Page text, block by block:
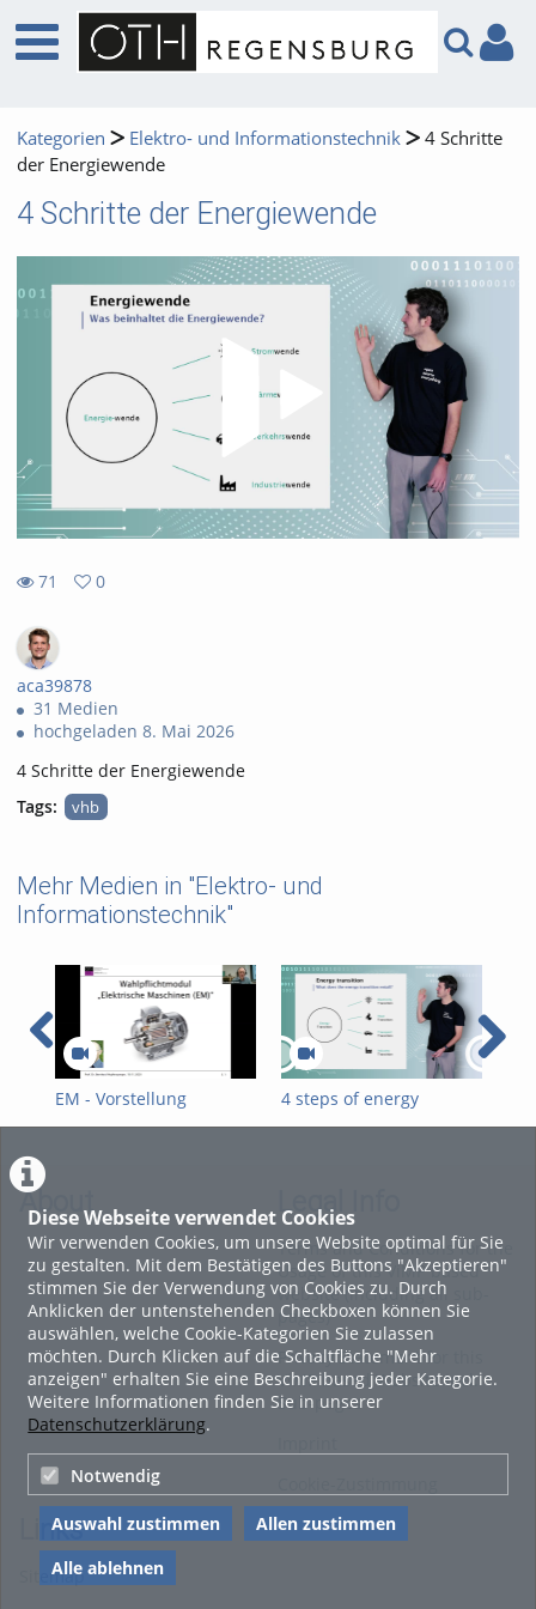
Diese Webseite verwendet Cookies
Wir verwenden Cookies, um unsere Website optimal für Sie
zu gestalten. Mit dem Bestätigen des Buttons "Akzeptieren"
stimmen Sie der Verwendung von Cookies zu. Durch
Anklicken der untenstehenden Checkboxen können Sie
auswählen, welche Cookie-Kategorien Sie zulassen
möchten. Durch Klicken auf die Schaltfläche "Mehr
anzeigen" erhalten Sie eine Beschreibung jeder Kategorie.
Weitere Informationen finden Sie in unserer
Datenschutzerklärung.
Notwendig
Auswahl zustimmen
Allen zustimmen
Alle ablehnen
Kategorien Elektro- und Informationstechnik
4 Schritte
der Energiewende
4 Schritte der Energiewende
71
views
0
favorites
aca39878
31 Medien
hochgeladen 8. Mai 2026
4 Schritte der Energiewende
Tags:
vhb
Mehr Medien in "Elektro- und
Informationstechnik"
EM - Vorstellung
4 steps of energy
transition
About Legal Info
Terms and Conditions for the
Usage of this ViMP based
website (including all sub-
pages)
Privacy Statement for this
ViMP based Website incl.
Sub-pages
Links
Sitemap